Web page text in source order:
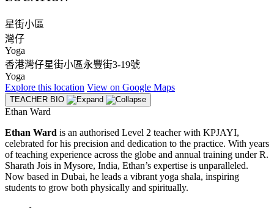
星街小區
灣仔
Yoga
香港灣仔星街小區永豐街3-19號
Yoga
Explore this location View on Google Maps
TEACHER BIO
Ethan Ward
Ethan Ward is an authorised Level 2 teacher with KPJAYI,
celebrated for his precision and dedication to the practice. With years
of teaching experience across the globe and annual training under R.
Sharath Jois in Mysore, India, Ethan’s expertise is unparalleled.
Now based in Dubai, he leads a vibrant yoga shala, inspiring
students to grow both physically and spiritually.